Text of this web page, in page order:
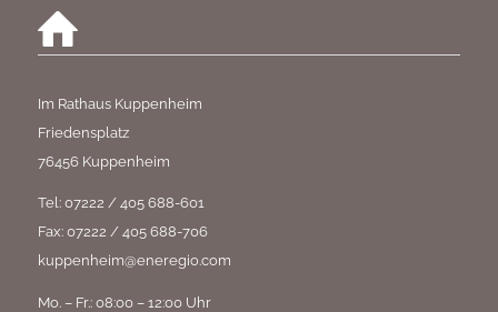
Im Rathaus Kuppenheim
Friedensplatz
76456 Kuppenheim
Tel: 07222 / 405 688-601
Fax: 07222 / 405 688-706
kuppenheim@eneregio.com
Mo. – Fr.: 08:00 – 12:00 Uhr